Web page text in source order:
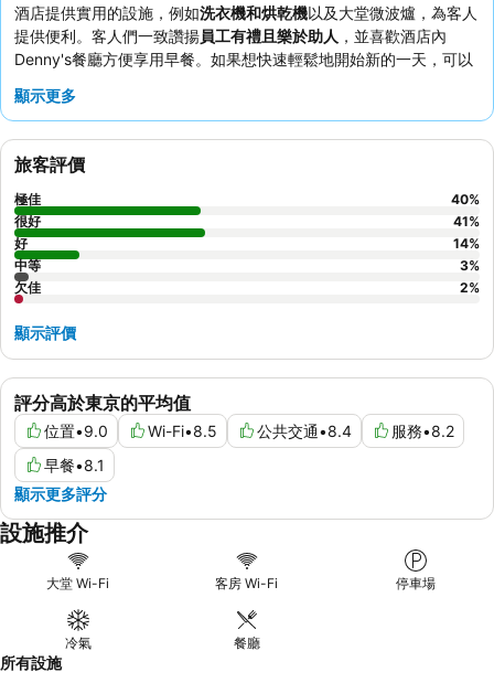
酒店提供實用的設施，例如洗衣機和烘乾機以及大堂微波爐，為客人
提供便利。客人們一致讚揚員工有禮且樂於助人 ，並喜歡酒店內
Denny's餐廳方便享用早餐。如果想快速輕鬆地開始新的一天，可以
顯示更多
評分高於東京的平均值
位置•9.0 Wi-Fi•8.5 公共交通•8.4 服務•8.2
早餐•8.1
顯示更多評分
旅客評價
極佳 40%
很好
41%
好
14%
中等
3%
欠佳
2%
顯示評價
設施推介
大堂 Wi-Fi 客房 Wi-Fi 停車場
冷氣 餐廳
所有設施